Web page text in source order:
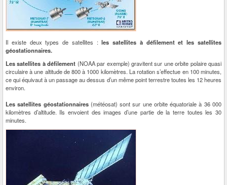
Il existe deux types de satellites :les satellites à défilement et les satellites
géostationnaires.
Les satellites à défilement (NOAA par exemple) gravitent sur une orbite polaire quasi
circulaire à une altitude de 800 à 1000 kilomètres. La rotation s’effectue en 100 minutes,
ce qui équivaut à un passage au dessus d’un même point terrestre toutes les 12 heures
environ.
Les satellites géostationnaires (météosat) sont sur une orbite équatoriale à 36 000
kilomètres d’altitude. Ils envoient des images d’une partie de la terre toutes les 30
minutes.